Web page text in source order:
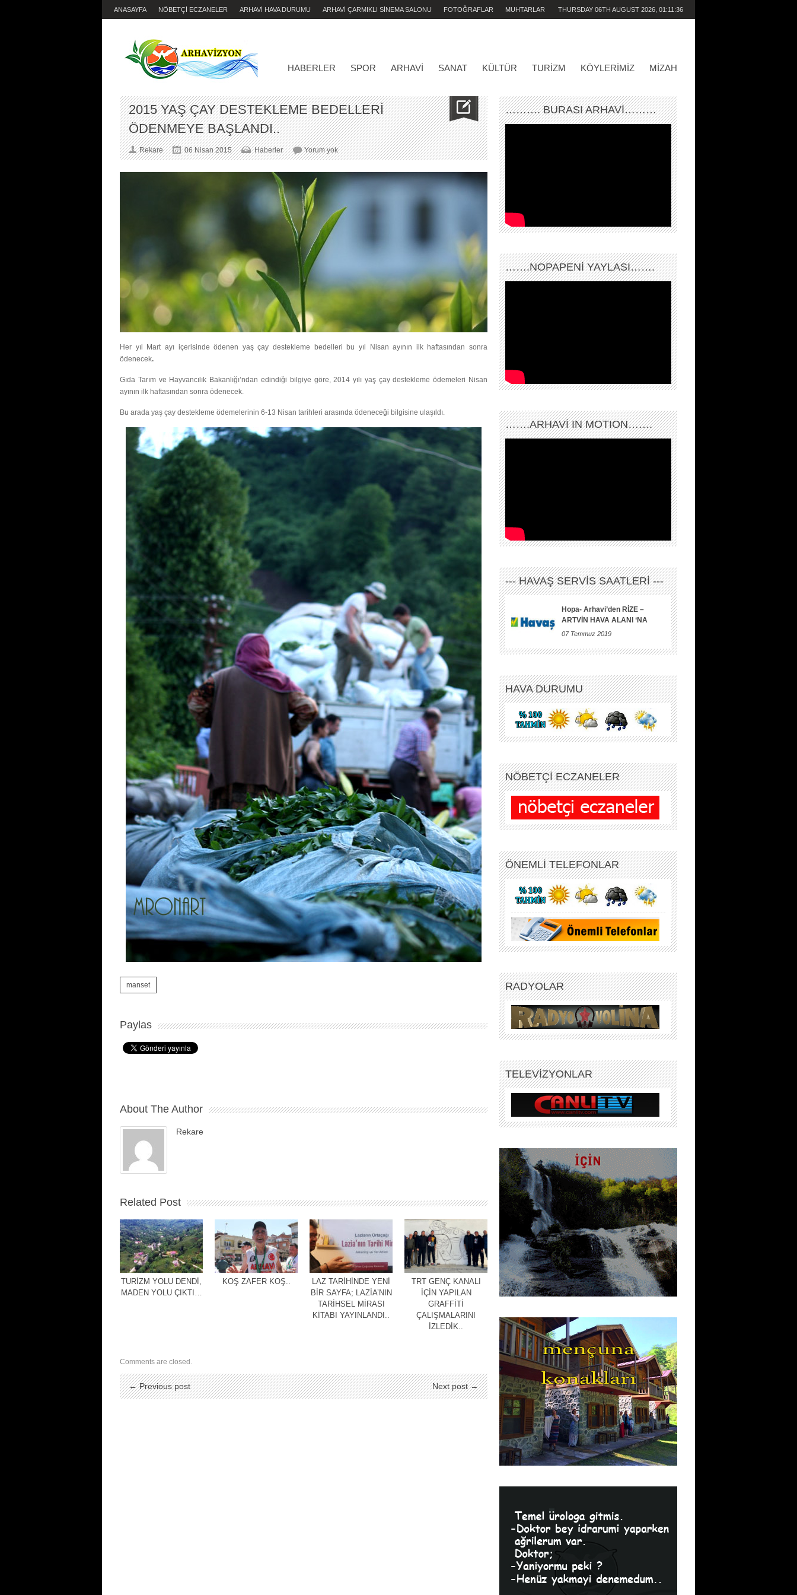
ANASAYFA NÖBETÇİ ECZANELER ARHAVİ HAVA DURUMU ARHAVİ ÇARMIKLI SİNEMA SALONU FOTOĞRAFLAR MUHTARLAR THURSDAY 06TH AUGUST 2026, 01:11:36
HABERLER SPOR ARHAVI SANAT KÜLTÜR TURIZM KÖYLERIMIZ MIZAH
2015 YAŞ ÇAY DESTEKLEME BEDELLERİ
ÖDENMEYE BAŞLANDI..
Rekare 06 Nisan 2015 Haberler Yorum yok2015
YAŞ
ÇAY
DESTEKLEME
ÖDENMEYE
BAŞLANDI..
Her yıl Mart ayı içerisinde ödenen yaş çay destekleme bedelleri bu yıl Nisan ayının ilk haftasından sonra
ödenecek.
Gıda Tarım ve Hayvancılık Bakanlığı’ndan edindiği bilgiye göre, 2014 yılı yaş çay destekleme ödemeleri Nisan
ayının ilk haftasından sonra ödenecek.
Bu arada yaş çay destekleme ödemelerinin 6-13 Nisan tarihleri arasında ödeneceği bilgisine ulaşıldı.
manset
Paylas
About The Author
Rekare
Related Post
TURİZM YOLU DENDİ,
MADEN YOLU ÇIKTI…
KOŞ ZAFER KOŞ..
LAZ TARİHİNDE YENİ
BİR SAYFA; LAZİA’NIN
TARİHSEL MİRASI
KİTABI YAYINLANDI..
TRT GENÇ KANALI
İÇİN YAPILAN
GRAFFİTİ
ÇALIŞMALARINI
İZLEDİK..
Comments are closed.
← Previous post Next post →
………. BURASI ARHAVİ………
…….NOPAPENİ YAYLASI…….
…….ARHAVI IN MOTION…….
--- HAVAŞ SERVİS SAATLERİ ---
Hopa- Arhavi’den RİZE –
ARTVİN HAVA ALANI ‘NA
07 Temmuz 2019
HAVA DURUMU
NÖBETÇİ ECZANELER
ÖNEMLİ TELEFONLAR
RADYOLAR
TELEVİZYONLAR